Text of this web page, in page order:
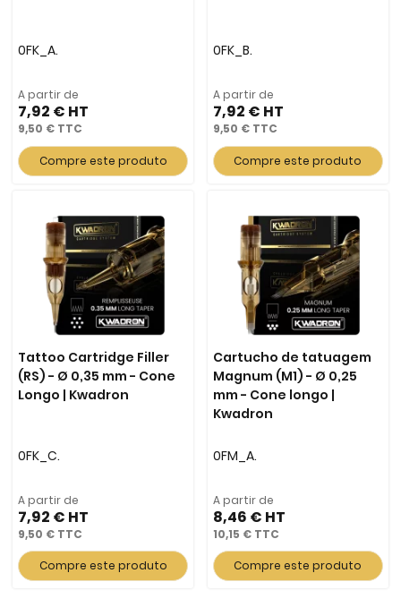
0FK_A.
A partir de
7,92 €
9,50 €
Compre este produto
0FK_B.
A partir de
7,92 €
9,50 €
Compre este produto
Tattoo Cartridge Filler
(RS) - Ø 0,35 mm - Cone
Longo | Kwadron
0FK_C.
A partir de
7,92 €
9,50 €
Compre este produto
Cartucho de tatuagem
Magnum (M1) - Ø 0,25
mm - Cone longo |
Kwadron
0FM_A.
A partir de
8,46 €
10,15 €
Compre este produto